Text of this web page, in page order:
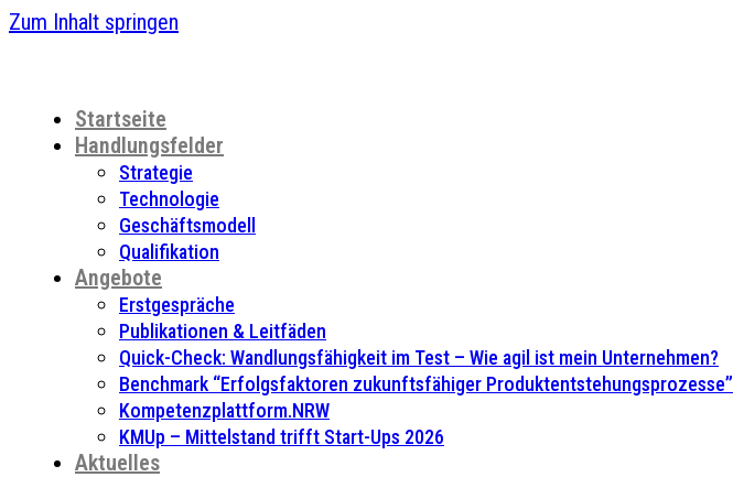
Zum Inhalt springen
Startseite
Handlungsfelder
Strategie
Technologie
Geschäftsmodell
Qualifikation
Angebote
Erstgespräche
Publikationen & Leitfäden
Quick-Check: Wandlungsfähigkeit im Test – Wie agil ist mein Unternehmen?
Benchmark “Erfolgsfaktoren zukunftsfähiger Produktentstehungsprozesse”
Kompetenzplattform.NRW
KMUp – Mittelstand trifft Start-Ups 2026
Aktuelles